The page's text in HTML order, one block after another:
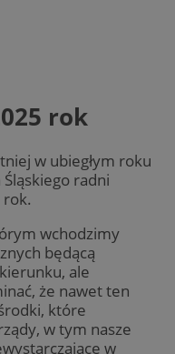
rok
w ubiegłym roku
radni
wchodzimy
będącą
ale
że nawet ten
które
w tym nasze
w